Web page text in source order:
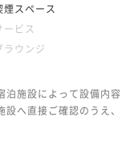
煙スペース
ービス
ラウンジ
泊施設によって設備内容
へ直接ご確認のうえ、